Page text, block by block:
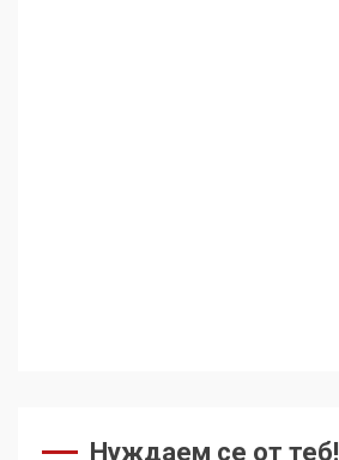
Нуждаем се от теб!